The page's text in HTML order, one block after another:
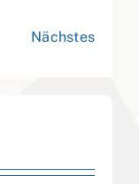
Nächstes